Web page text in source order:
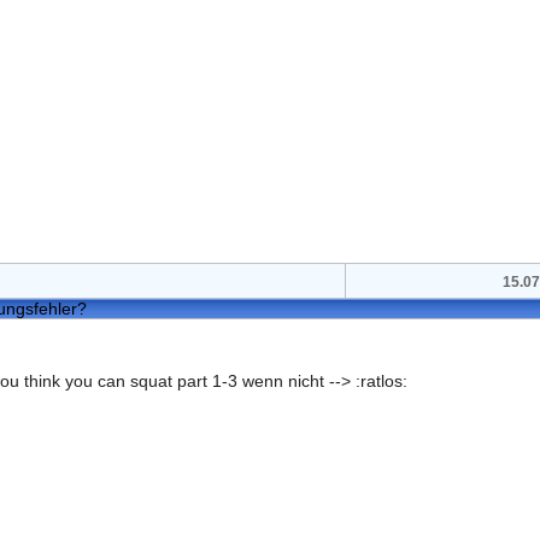
think you can squat part 1-3 wenn nicht --> :ratlos: